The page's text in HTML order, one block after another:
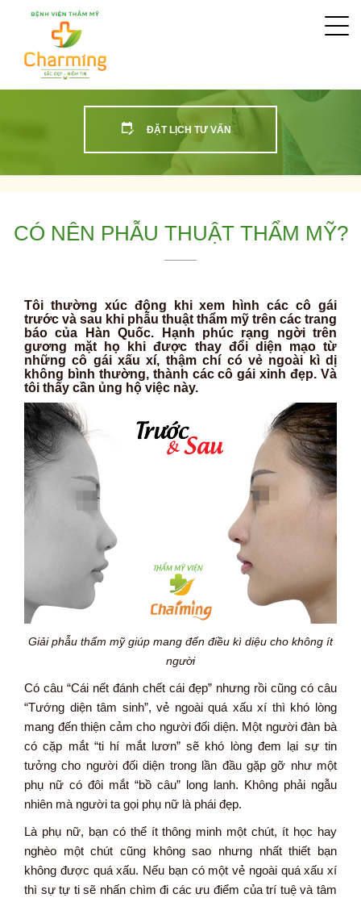
ĐẶT LỊCH TƯ VẤN
CÓ NÊN PHẪU THUẬT THẨM MỸ?
Tôi thường xúc động khi xem hình các cô gái
trước và sau khi phẫu thuật thẩm mỹ trên các trang
báo của Hàn Quốc. Hạnh phúc rạng ngời trên
gương mặt họ khi được thay đổi diện mạo từ
những cô gái xấu xí, thậm chí có vẻ ngoài kì dị
không bình thường, thành các cô gái xinh đẹp. Và
tôi thấy cần ủng hộ việc này.
Giải phẫu thẩm mỹ giúp mang đến điều kì diệu cho không ít
người
Có câu “Cái nết đánh chết cái đẹp” nhưng rồi cũng có câu
“Tướng diện tâm sinh”, vẻ ngoài quá xấu xí thì khó lòng
mang đến thiện cảm cho người đối diện. Một người đàn bà
có cặp mắt “ti hí mắt lươn” sẽ khó lòng đem lại sự tin
tưởng cho người đối diện trong lần đầu gặp gỡ như một
phụ nữ có đôi mắt “bồ câu” long lanh. Không phải ngẫu
nhiên mà người ta gọi phụ nữ là phái đẹp.
Là phụ nữ, bạn có thể ít thông minh một chút, ít học hay
nghèo một chút cũng không sao nhưng nhất thiết bạn
không được quá xấu. Nếu bạn có một vẻ ngoài quá xấu xí
thì sự tự ti sẽ nhấn chìm đi các ưu điểm của trí tuệ và tâm